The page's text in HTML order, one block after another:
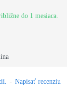
do 1 mesiaca.
- Napísať recenziu